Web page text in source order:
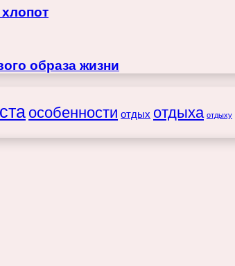
образа жизни
особенности отдых отдыха отдыху